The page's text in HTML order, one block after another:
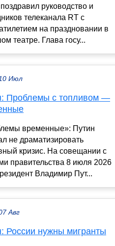
руководство и
телеканала RT с
на праздновании в
театре. Глава госу...
Июл
Проблемы с топливом —
временные»: Путин
не драматизировать
кризис. На совещании с
правительства 8 июля 2026
Владимир Пут...
Авг
России нужны мигранты